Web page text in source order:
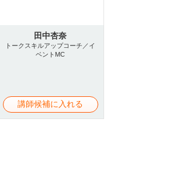
田中杏奈
トークスキルアップコーチ／イ
ベントMC
講師候補に入れる